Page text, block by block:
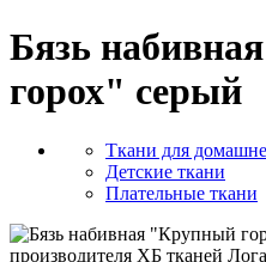
Бязь
горох" серый
Ткани для
Детские ткани
Плательные ткани